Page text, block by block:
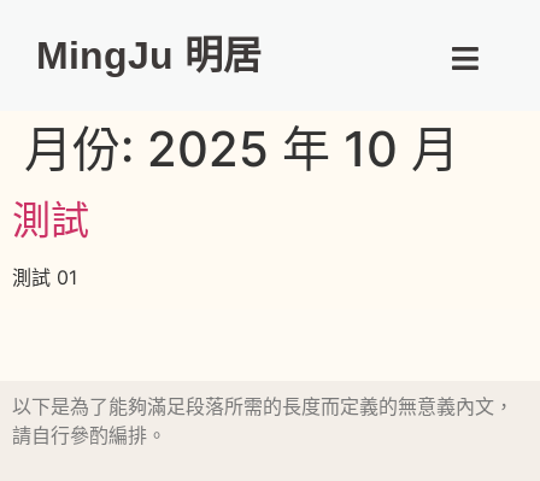
MingJu 明居
月份: 2025 年 10 月
測試
測試 01
以下是為了能夠滿足段落所需的長度而定義的無意義內文，
請自行參酌編排。